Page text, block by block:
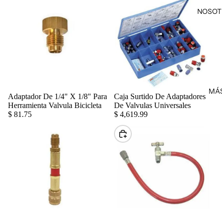
Agregar
Adaptador De 1/4" X 1/8" Para
Herramienta Valvula Bicicleta
$ 81.75
Caja Surtido De Adaptadores
De Valvulas Universales
$ 4,619.99
Elegir